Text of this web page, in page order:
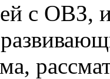
с ОВЗ,